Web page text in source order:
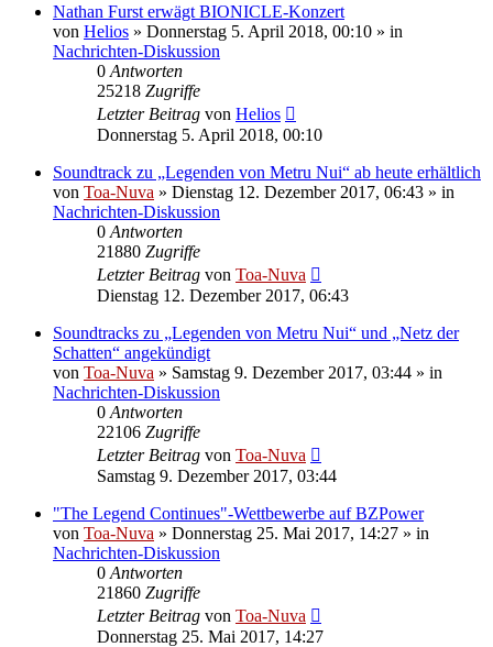
Nathan Furst erwägt BIONICLE-Konzert
von Helios » Donnerstag 5. April 2018, 00:10 » in
Nachrichten-Diskussion
0 Antworten
25218 Zugriffe
Letzter Beitrag von Helios
Donnerstag 5. April 2018, 00:10
Soundtrack zu „Legenden von Metru Nui“ ab heute erhältlich
von Toa-Nuva » Dienstag 12. Dezember 2017, 06:43 » in
Nachrichten-Diskussion
0 Antworten
21880 Zugriffe
Letzter Beitrag von Toa-Nuva
Dienstag 12. Dezember 2017, 06:43
Soundtracks zu „Legenden von Metru Nui“ und „Netz der
Schatten“ angekündigt
von Toa-Nuva » Samstag 9. Dezember 2017, 03:44 » in
Nachrichten-Diskussion
0 Antworten
22106 Zugriffe
Letzter Beitrag von Toa-Nuva
Samstag 9. Dezember 2017, 03:44
"The Legend Continues"-Wettbewerbe auf BZPower
von Toa-Nuva » Donnerstag 25. Mai 2017, 14:27 » in
Nachrichten-Diskussion
0 Antworten
21860 Zugriffe
Letzter Beitrag von Toa-Nuva
Donnerstag 25. Mai 2017, 14:27